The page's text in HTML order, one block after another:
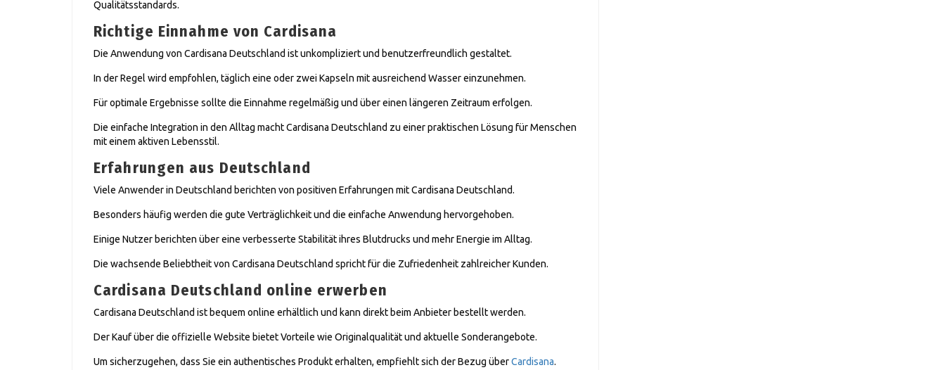
Qualitätsstandards.
Richtige Einnahme von Cardisana
Die Anwendung von Cardisana Deutschland ist unkompliziert und benutzerfreundlich gestaltet.
In der Regel wird empfohlen, täglich eine oder zwei Kapseln mit ausreichend Wasser einzunehmen.
Für optimale Ergebnisse sollte die Einnahme regelmäßig und über einen längeren Zeitraum erfolgen.
Die einfache Integration in den Alltag macht Cardisana Deutschland zu einer praktischen Lösung für Menschen
mit einem aktiven Lebensstil.
Erfahrungen aus Deutschland
Viele Anwender in Deutschland berichten von positiven Erfahrungen mit Cardisana Deutschland.
Besonders häufig werden die gute Verträglichkeit und die einfache Anwendung hervorgehoben.
Einige Nutzer berichten über eine verbesserte Stabilität ihres Blutdrucks und mehr Energie im Alltag.
Die wachsende Beliebtheit von Cardisana Deutschland spricht für die Zufriedenheit zahlreicher Kunden.
Cardisana Deutschland online erwerben
Cardisana Deutschland ist bequem online erhältlich und kann direkt beim Anbieter bestellt werden.
Der Kauf über die offizielle Website bietet Vorteile wie Originalqualität und aktuelle Sonderangebote.
Um sicherzugehen, dass Sie ein authentisches Produkt erhalten, empfiehlt sich der Bezug überCardisana.